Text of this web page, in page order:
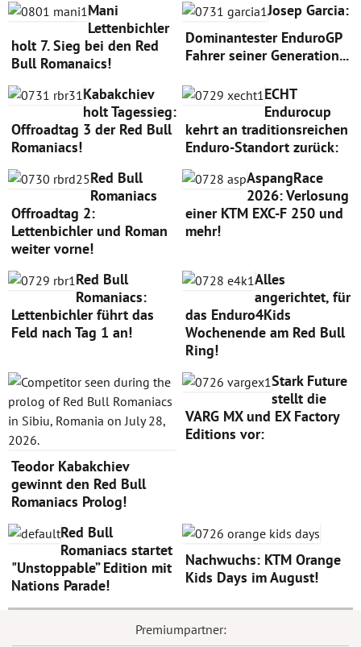
Mani
Lettenbichler
holt 7. Sieg bei den Red
Bull Romanaics!
Josep Garcia:
Dominantester EnduroGP
Fahrer seiner Generation...
Kabakchiev
holt Tagessieg:
Offroadtag 3 der Red Bull
Romaniacs!
ECHT
Endurocup
kehrt an traditionsreichen
Enduro-Standort zurück:
Red Bull
Romaniacs
Offroadtag 2:
Lettenbichler und Roman
weiter vorne!
AspangRace
2026: Verlosung
einer KTM EXC-F 250 und
mehr!
Red Bull
Romaniacs:
Lettenbichler führt das
Feld nach Tag 1 an!
Alles
angerichtet, für
das Enduro4Kids
Wochenende am Red Bull
Ring!
Teodor Kabakchiev
gewinnt den Red Bull
Romaniacs Prolog!
Stark Future
stellt die
VARG MX und EX Factory
Editions vor:
Red Bull
Romaniacs startet
"Unstoppable” Edition mit
Nations Parade!
Nachwuchs: KTM Orange
Kids Days im August!
Premiumpartner: